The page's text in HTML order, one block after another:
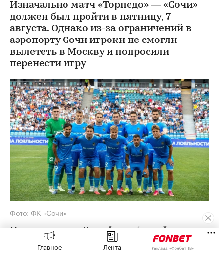
Изначально матч «Торпедо» — «Сочи»
должен был пройти в пятницу, 7
августа. Однако из-за ограничений в
аэропорту Сочи игроки не смогли
вылететь в Москву и попросили
перенести игру
Фото: ФК «Сочи»
Матч пятого тура Первой лиги (второй
дивизион) между футболистами московского
Главное Лента Реклама, «Фонбет ТВ»